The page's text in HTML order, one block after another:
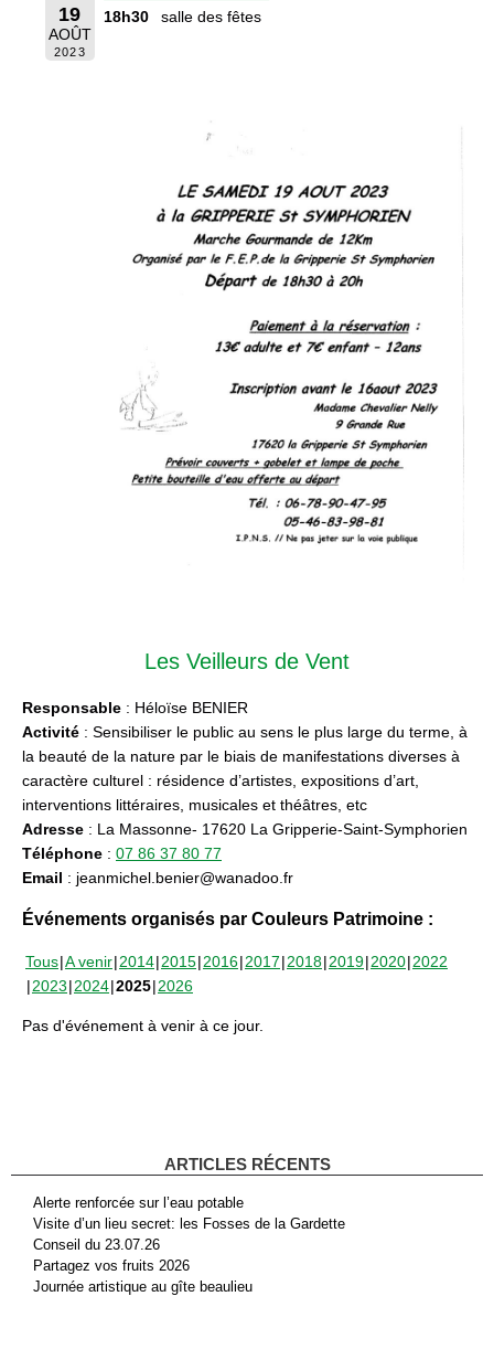
19
AOÛT
2023
18h30 salle des fêtes
Les Veilleurs de Vent
Responsable : Héloïse BENIER
Activité : Sensibiliser le public au sens le plus large du terme, à
la beauté de la nature par le biais de manifestations diverses à
caractère culturel : résidence d’artistes, expositions d’art,
interventions littéraires, musicales et théâtres, etc
Adresse : La Massonne- 17620 La Gripperie-Saint-Symphorien
Téléphone : 07 86 37 80 77
Email : jeanmichel.benier@wanadoo.fr
Événements organisés par Couleurs Patrimoine :
Tous A venir 2014 2015 2016 2017 2018 2019 2020 2022
2023 2024 2025 2026
Pas d'événement à venir à ce jour.
ARTICLES RÉCENTS
Alerte renforcée sur l’eau potable
Visite d’un lieu secret: les Fosses de la Gardette
Conseil du 23.07.26
Partagez vos fruits 2026
Journée artistique au gîte beaulieu